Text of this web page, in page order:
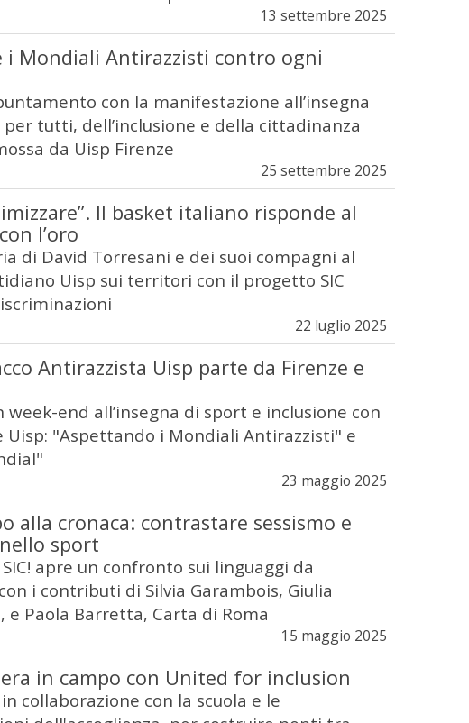
13 settembre 2025
i Mondiali Antirazzisti contro ogni
con la manifestazione all’insegna
tutti, dell’inclusione e della cittadinanza
da Uisp Firenze
25 settembre 2025
Il basket italiano risponde al
l’oro
di David Torresani e dei suoi compagni al
Uisp sui territori con il progetto SIC
22 luglio 2025
Antirazzista Uisp parte da Firenze e
week-end all’insegna di sport e inclusione con
Uisp: "Aspettando i Mondiali Antirazzisti" e
23 maggio 2025
alla cronaca: contrastare sessismo e
sport
apre un confronto sui linguaggi da
i contributi di Silvia Garambois, Giulia
e Paola Barretta, Carta di Roma
15 maggio 2025
in campo con United for inclusion
collaborazione con la scuola e le